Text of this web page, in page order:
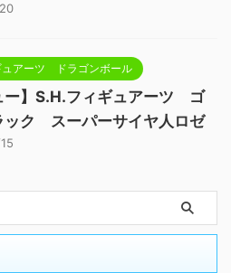
ュアーツ ドラゴンボール
ー】S.H.フィギュアーツ ゴ
ック スーパーサイヤ人ロゼ